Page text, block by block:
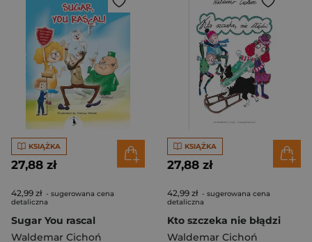
KSIĄŻKA
27,88 zł
42,99 zł - sugerowana cena
detaliczna
Sugar You rascal
Waldemar Cichoń
KSIĄŻKA
27,88 zł
42,99 zł - sugerowana cena
detaliczna
Kto szczeka nie błądzi
Waldemar Cichoń